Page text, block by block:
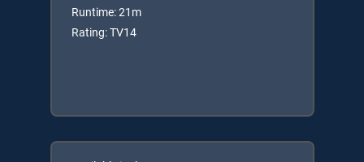
Runtime: 21m
Rating: TV14